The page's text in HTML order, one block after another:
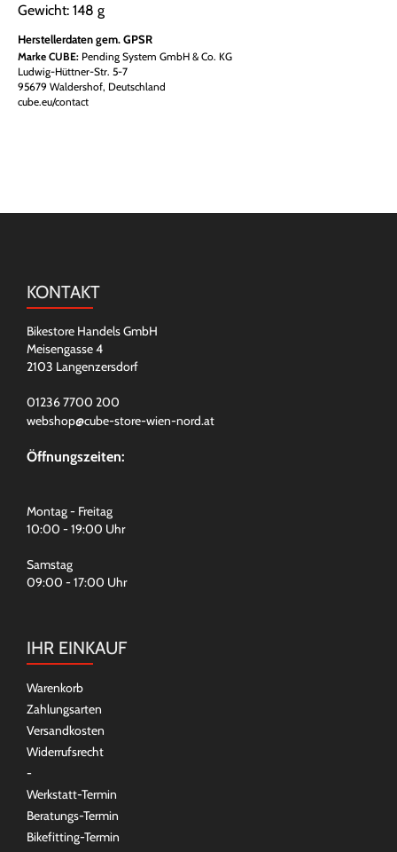
Gewicht: 148 g
Herstellerdaten gem. GPSR
Marke CUBE: Pending System GmbH & Co. KG
Ludwig-Hüttner-Str. 5-7
95679 Waldershof, Deutschland
cube.eu/contact
KONTAKT
Bikestore Handels GmbH
Meisengasse 4
2103 Langenzersdorf
01236 7700 200
webshop@cube-store-wien-nord.at
Öffnungszeiten:
Montag - Freitag
10:00 - 19:00 Uhr
Samstag
09:00 - 17:00 Uhr
IHR EINKAUF
Warenkorb
Zahlungsarten
Versandkosten
Widerrufsrecht
-
Werkstatt-Termin
Beratungs-Termin
Bikefitting-Termin